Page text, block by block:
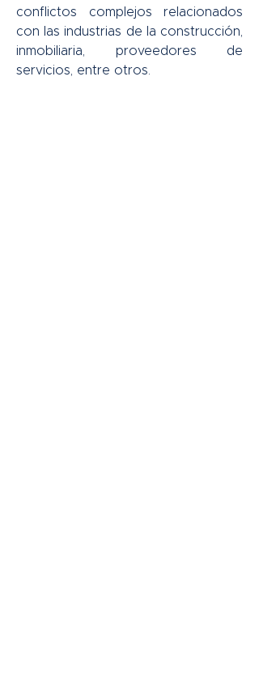
conflictos complejos relacionados
con las industrias de la construcción,
inmobiliaria, proveedores de
servicios, entre otros.